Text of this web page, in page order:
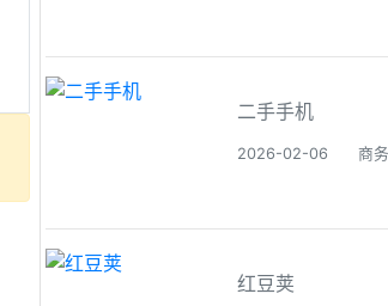
二手手机
2026-02-06 商
红豆荚